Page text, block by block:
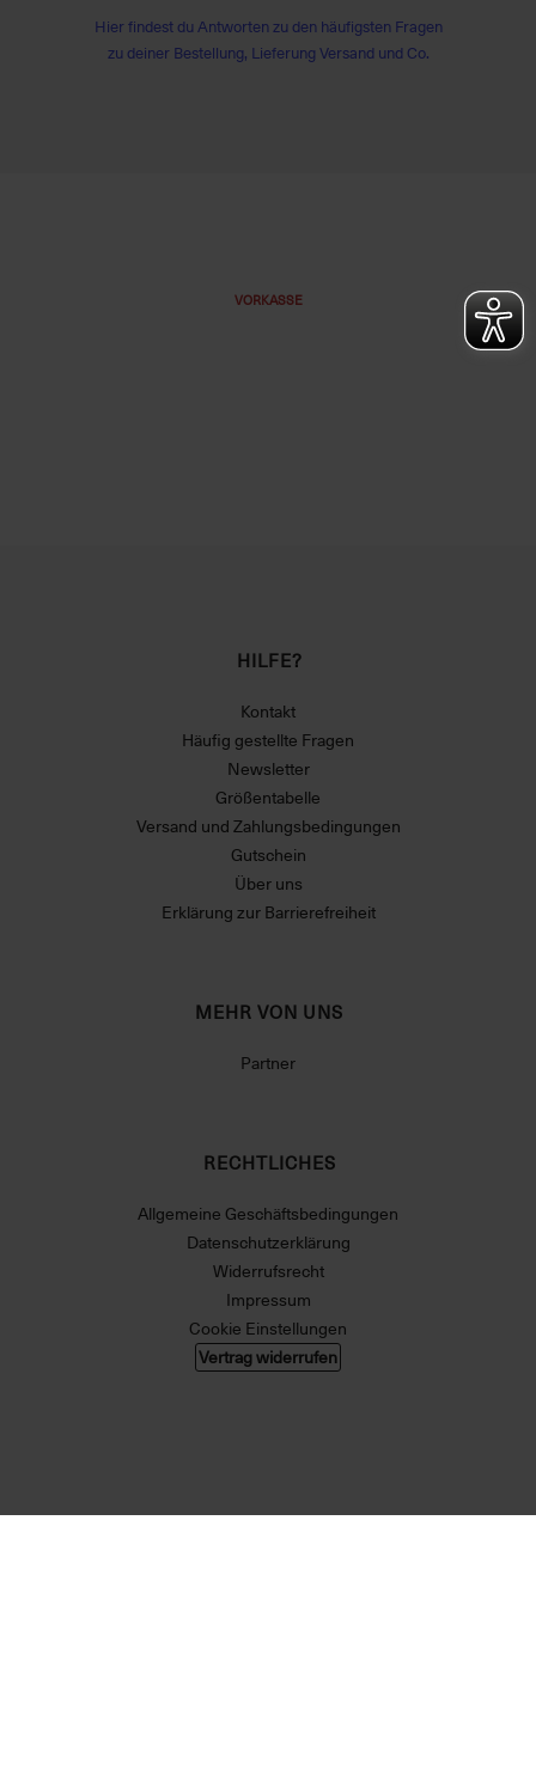
Hier findest du Antworten zu den häufigsten Fragen
zu deiner Bestellung, Lieferung Versand und Co.
VORKASSE
HILFE?
Kontakt
Häufig gestellte Fragen
Newsletter
Größentabelle
Versand und Zahlungsbedingungen
Gutschein
Über uns
Erklärung zur Barrierefreiheit
MEHR VON UNS
Partner
RECHTLICHES
Allgemeine Geschäftsbedingungen
Datenschutzerklärung
Widerrufsrecht
Impressum
Cookie Einstellungen
Vertrag widerrufen